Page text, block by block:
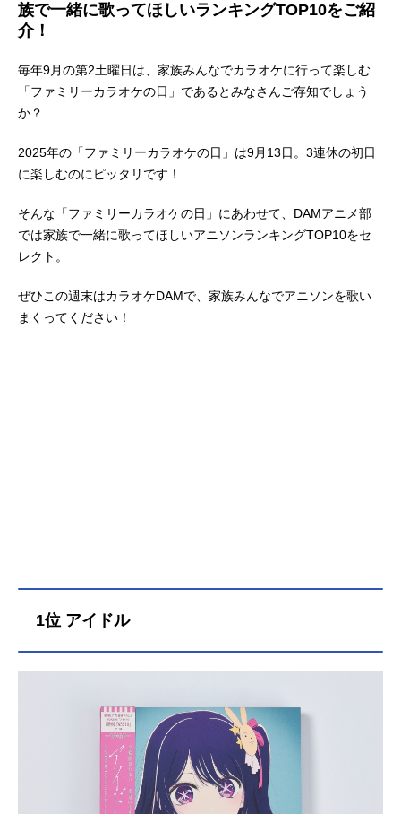
族で一緒に歌ってほしいランキングTOP10をご紹
介！
毎年9月の第2土曜日は、家族みんなでカラオケに行って楽しむ
「ファミリーカラオケの日」であるとみなさんご存知でしょう
か？
2025年の「ファミリーカラオケの日」は9月13日。3連休の初日
に楽しむのにピッタリです！
そんな「ファミリーカラオケの日」にあわせて、DAMアニメ部
では家族で一緒に歌ってほしいアニソンランキングTOP10をセ
レクト。
ぜひこの週末はカラオケDAMで、家族みんなでアニソンを歌い
まくってください！
1位 アイドル